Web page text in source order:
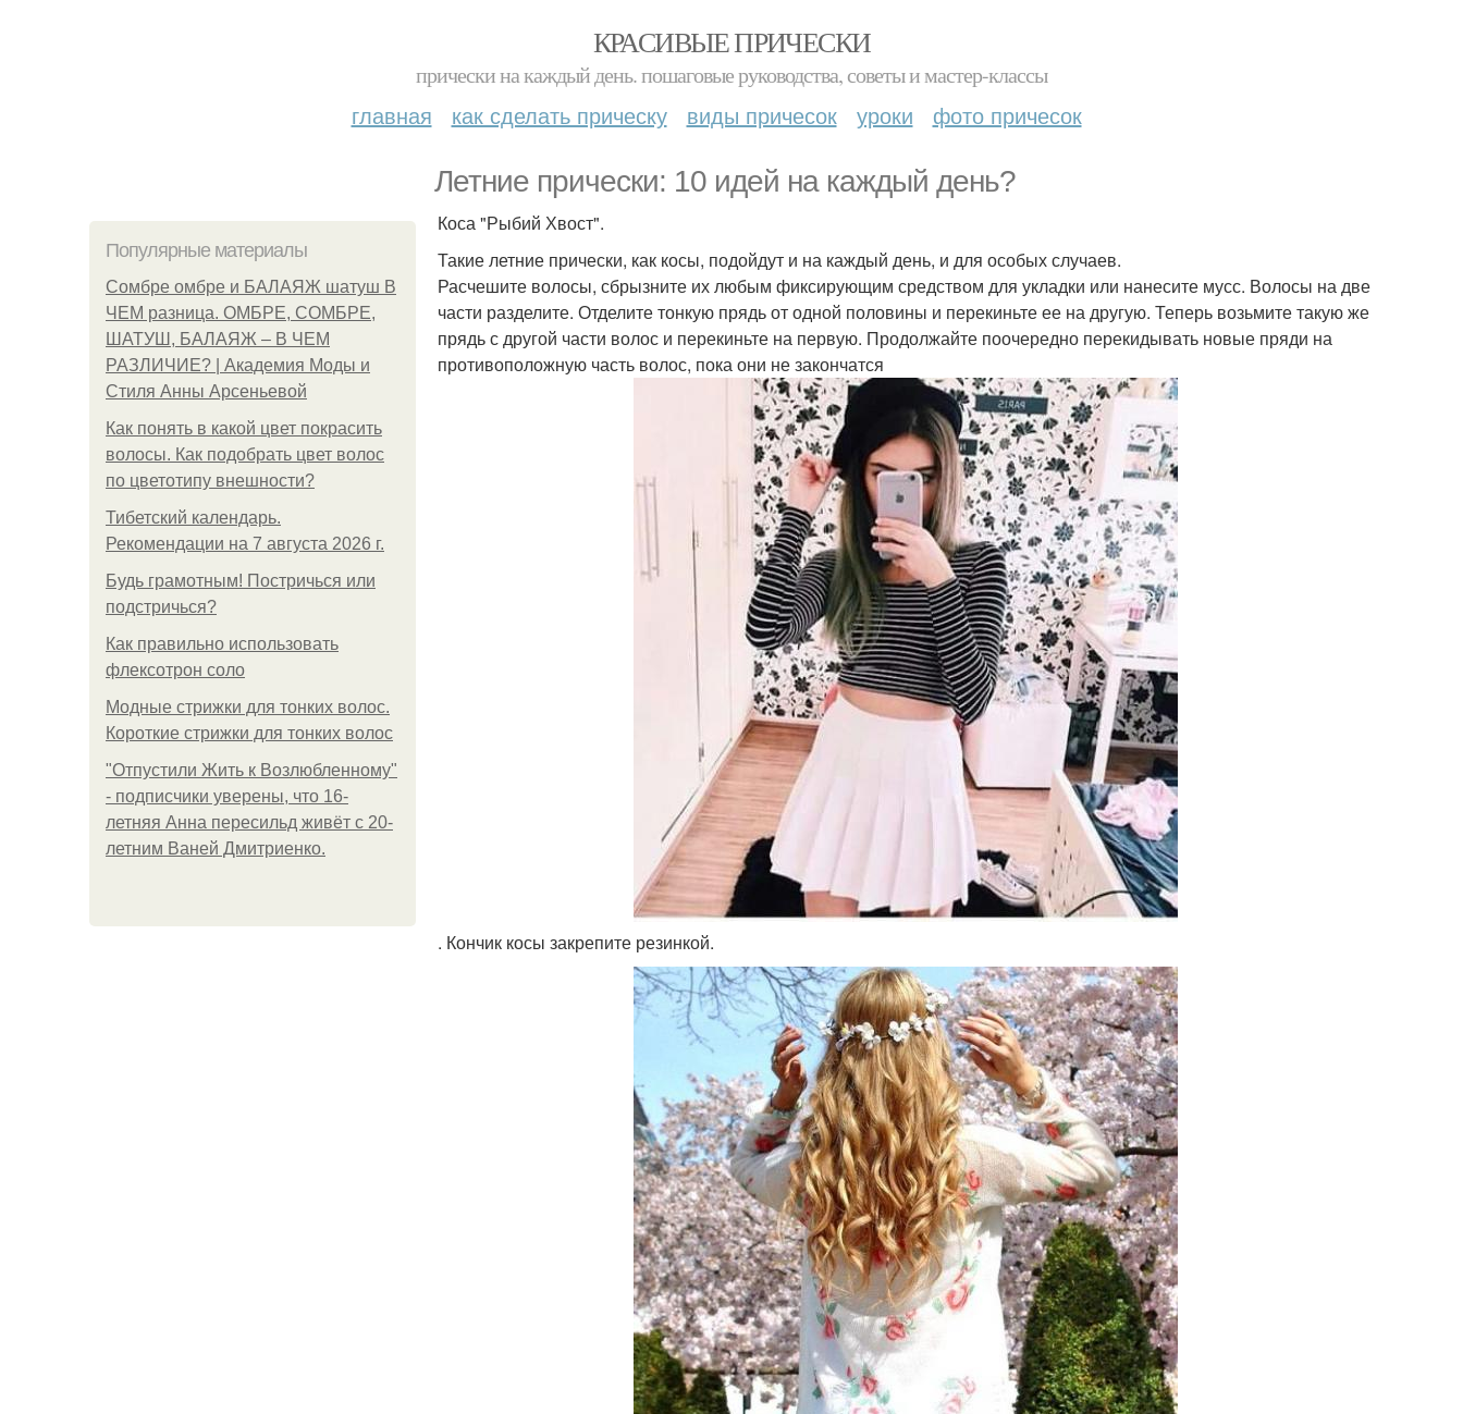
КРАСИВЫЕ ПРИЧЕСКИ
прически на каждый день. пошаговые руководства, советы и мастер-классы
главная как сделать прическу виды причесок уроки фото причесок
Летние прически: 10 идей на каждый день?
Популярные материалы
Сомбре омбре и БАЛАЯЖ шатуш В
ЧЕМ разница. ОМБРЕ, СОМБРЕ,
ШАТУШ, БАЛАЯЖ – В ЧЕМ
РАЗЛИЧИЕ? | Академия Моды и
Стиля Анны Арсеньевой
Как понять в какой цвет покрасить
волосы. Как подобрать цвет волос
по цветотипу внешности?
Тибетский календарь.
Рекомендации на 7 августа 2026 г.
Будь грамотным! Постричься или
подстричься?
Как правильно использовать
флексотрон соло
Модные стрижки для тонких волос.
Короткие стрижки для тонких волос
"Отпустили Жить к Возлюбленному"
- подписчики уверены, что 16-
летняя Анна пересильд живёт с 20-
летним Ваней Дмитриенко.
Коса "Рыбий Хвост".
Такие летние прически, как косы, подойдут и на каждый день, и для особых случаев.
Расчешите волосы, сбрызните их любым фиксирующим средством для укладки или нанесите мусс. Волосы на две
части разделите. Отделите тонкую прядь от одной половины и перекиньте ее на другую. Теперь возьмите такую же
прядь с другой части волос и перекиньте на первую. Продолжайте поочередно перекидывать новые пряди на
противоположную часть волос, пока они не закончатся
. Кончик косы закрепите резинкой.